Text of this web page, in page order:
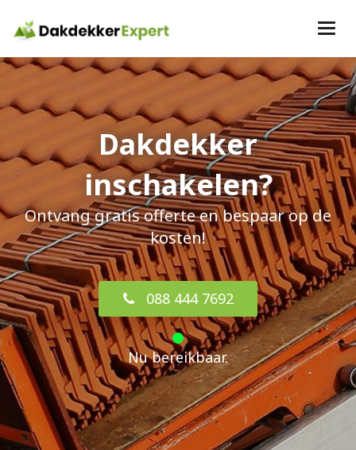
Dakdekker
inschakelen?
Ontvang gratis offerte en bespaar op de
kosten!
088 444 7692
Nu bereikbaar.